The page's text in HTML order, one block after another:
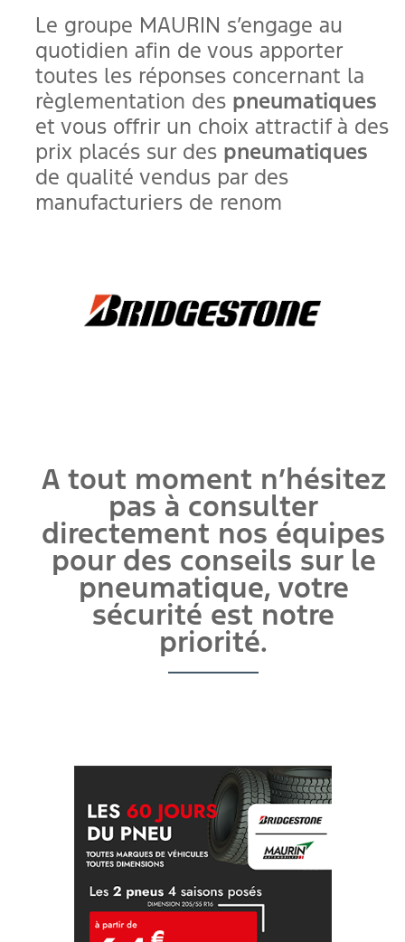
Le groupe MAURIN s’engage au
quotidien afin de vous apporter
toutes les réponses concernant la
règlementation des pneumatiques
et vous offrir un choix attractif à des
prix placés sur des pneumatiques
de qualité vendus par des
manufacturiers de renom
A tout moment n’hésitez
pas à consulter
directement nos équipes
pour des conseils sur le
pneumatique, votre
sécurité est notre
priorité.